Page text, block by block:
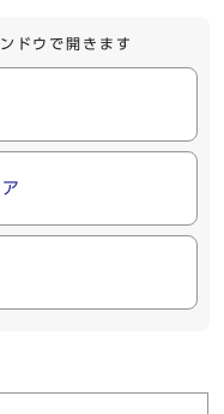
ドウで開きます